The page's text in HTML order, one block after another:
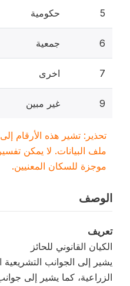
5 حكومية
6 جمعية
7 اخرى
9 غير مبين
تحذير: تشير هذه الأرقام
ملف البيانات. لا يمكن
موجزة للسكان المعنيين.
الوصف
تعريف
الكيان القانوني للحائز
يشير إلى الجوانب التشريعية
الزراعية، كما يشير إلى